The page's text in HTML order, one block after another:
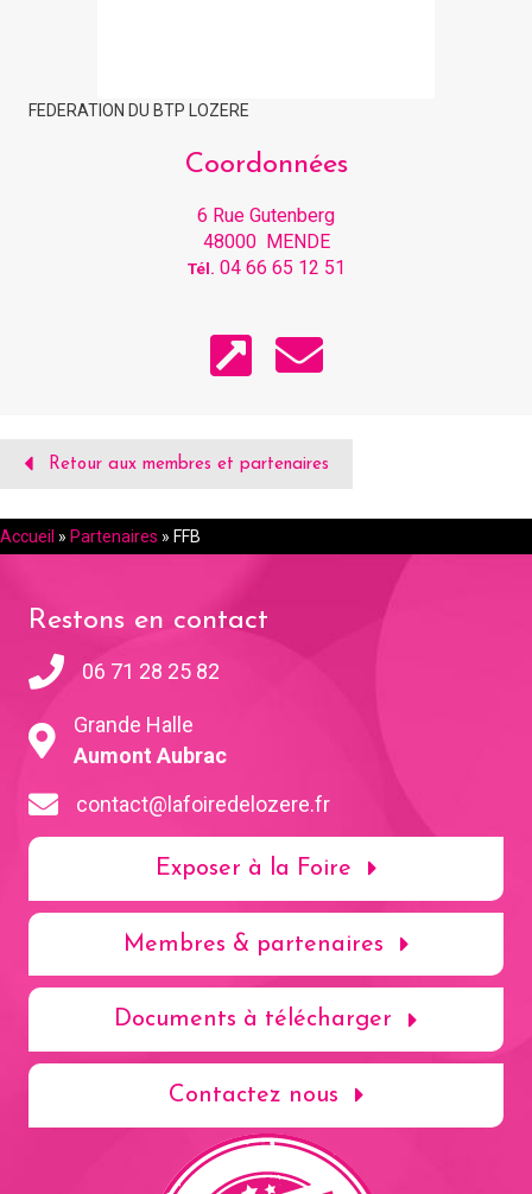
FEDERATION DU BTP LOZERE
Coordonnées
6 Rue Gutenberg
48000 MENDE
Tél. 04 66 65 12 51
Retour aux membres et partenaires
Accueil » Partenaires » FFB
Restons en contact
06 71 28 25 82
Grande Halle
Aumont Aubrac
contact@lafoiredelozere.fr
Exposer à la Foire
Membres & partenaires
Documents à télécharger
Contactez nous